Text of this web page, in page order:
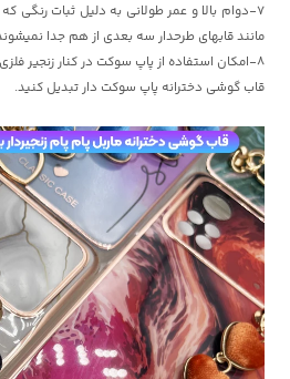
7-دوام بالا و عمر طولانی به دلیل ثبات رنگی
مانند قابهای طرحدار سه بعدی از هم جدا
8-امکان استفاده از پاپ سوکت در کنار زنجیر
قاب گوشی دخترانه پاپ سوکت دار تبدیل کنید.